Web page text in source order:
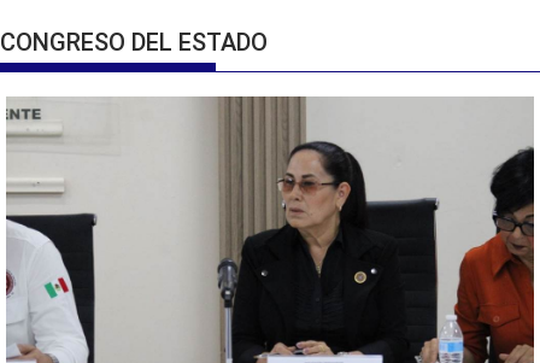
CONGRESO DEL ESTADO